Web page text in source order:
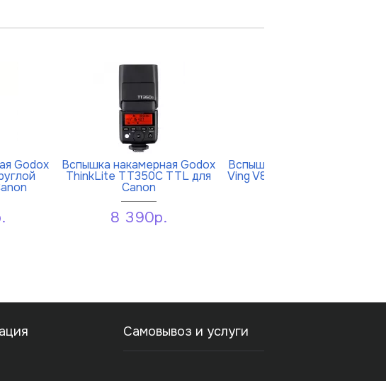
Godox Вспышка накамерная Godox
ThinkLite TT350C TTL для
Canon
8 390р.
Вспышка накамерная Godox
Ving V860IIIC TTL для Canon
Самовывоз и услуги